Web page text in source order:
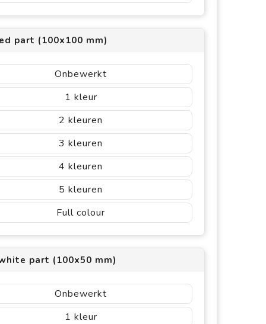
part (100x100 mm)
Onbewerkt
1
2
3
4
5
Full colour
part (100x50 mm)
Onbewerkt
1